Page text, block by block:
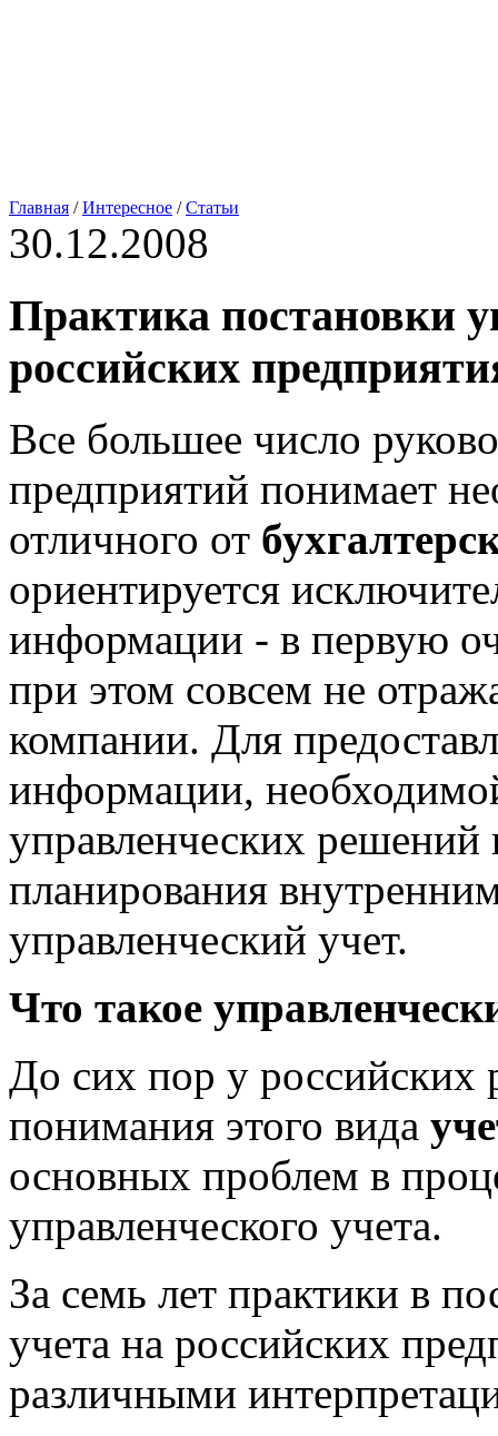
Главная /Интересное /Статьи
30.12.2008
Практика постановки
российских
Все большее число
предприятий понимает
отличного от
ориентируется
информации - в первую
при этом совсем не
компании. Для
информации,
управленческих решений
планирования
управленческий учет.
Что такое
До сих пор у российских
понимания этого вида
основных проблем в
управленческого учета.
За семь лет практики в
учета на российских
различными